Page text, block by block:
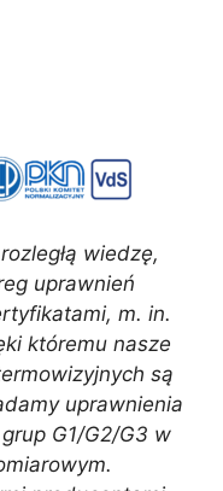
wiedzę,
uprawnień
m. in.
któremu nasze
są
uprawnienia
G1/G2/G3 w